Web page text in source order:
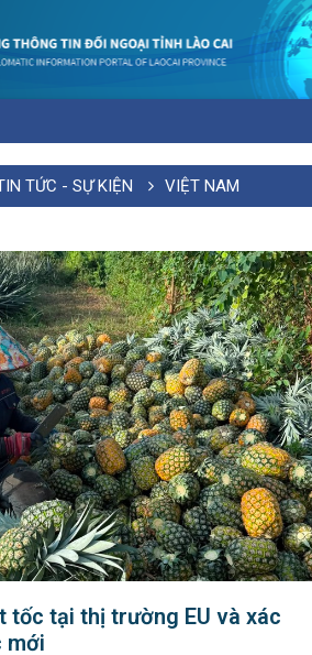
TỨC - SỰ KIỆN VIỆT NAM
tốc tại thị trường EU và xác
mới